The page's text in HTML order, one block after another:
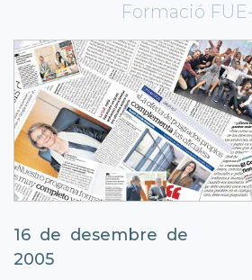
Formació
16 de desembre de
2005